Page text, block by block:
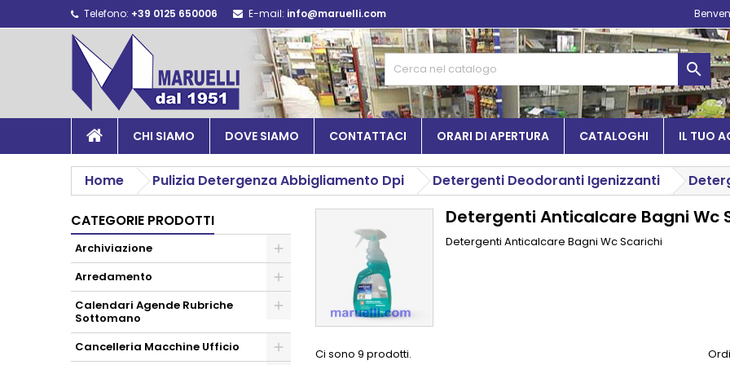
Telefono: +39 0125 650006 E-mail: info@maruelli.com

CHI SIAMO DOVE SIAMO CONTATTACI ORARI DI APERTURA CATALOGHI IL TUO
Home Pulizia Detergenza Abbigliamento Dpi Detergenti Deodoranti Igenizzanti
CATEGORIE PRODOTTI
Archiviazione
Arredamento
Calendari Agende Rubriche
Sottomano
Cancelleria Macchine Ufficio
Detergenti Anticalcare Bagni Wc
Detergenti Anticalcare Bagni Wc Scarichi
Ci sono 9 prodotti.